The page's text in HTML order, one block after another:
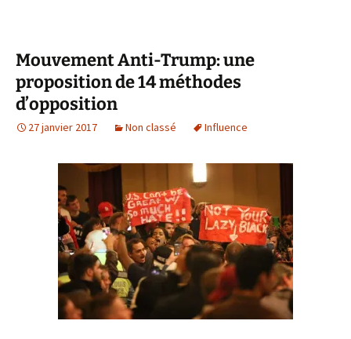
Mouvement Anti-Trump: une
proposition de 14 méthodes
d’opposition
27 janvier 2017 Non classé Influence